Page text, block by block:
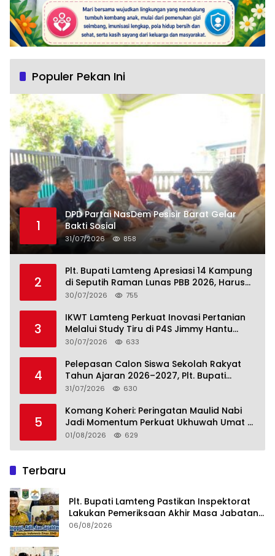
Populer Pekan Ini
1
DPD Partai NasDem Pesisir Barat Gelar
Bakti Sosial
31/07/2026 858
2
Plt. Bupati Lamteng Apresiasi 14 Kampung
di Seputih Raman Lunas PBB 2026, Harus
Jadi Contoh!
30/07/2026 755
3
IKWT Lamteng Perkuat Inovasi Pertanian
Melalui Study Tiru di P4S Jimmy Hantu
Foundation
30/07/2026 633
4
Pelepasan Calon Siswa Sekolah Rakyat
Tahun Ajaran 2026–2027, Plt. Bupati
Lamteng Tegaskan Komitmen Hadirkan
31/07/2026 630
5
Komang Koheri: Peringatan Maulid Nabi
Jadi Momentum Perkuat Ukhuwah Umat di
Lampung Tengah
01/08/2026 629
Terbaru
Plt. Bupati Lamteng Pastikan Inspektorat
Lakukan Pemeriksaan Akhir Masa Jabatan
51 Kepala Kampung
06/08/2026